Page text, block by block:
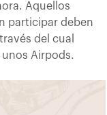
Aquellos
participar deben
del cual
Airpods.